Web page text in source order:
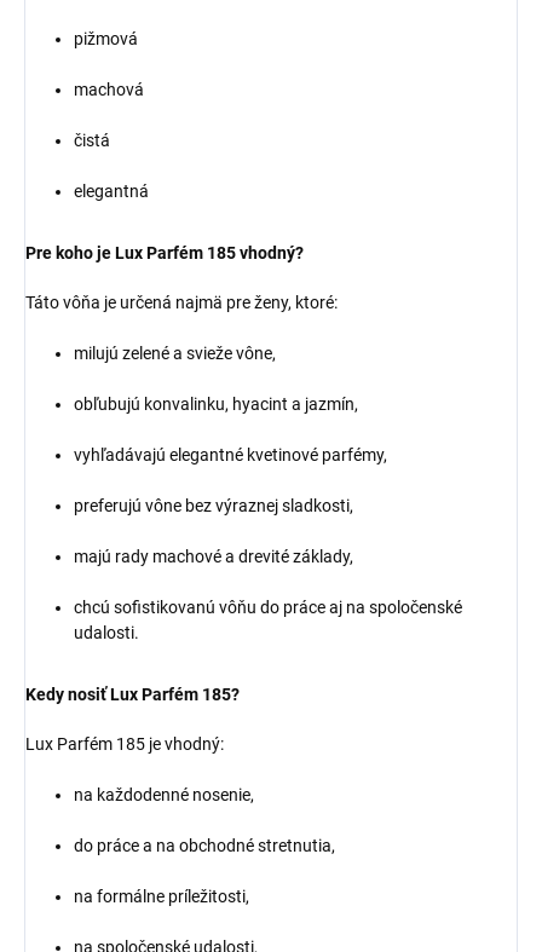
pižmová
machová
čistá
elegantná
Pre koho je Lux Parfém 185 vhodný?
Táto vôňa je určená najmä pre ženy, ktoré:
milujú zelené a svieže vône,
obľubujú konvalinku, hyacint a jazmín,
vyhľadávajú elegantné kvetinové parfémy,
preferujú vône bez výraznej sladkosti,
majú rady machové a drevité základy,
chcú sofistikovanú vôňu do práce aj na spoločenské
udalosti.
Kedy nosiť Lux Parfém 185?
Lux Parfém 185 je vhodný:
na každodenné nosenie,
do práce a na obchodné stretnutia,
na formálne príležitosti,
na spoločenské udalosti,